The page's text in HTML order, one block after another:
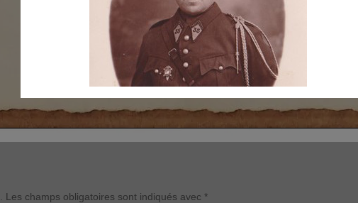
Les champs obligatoires sont indiqués avec *